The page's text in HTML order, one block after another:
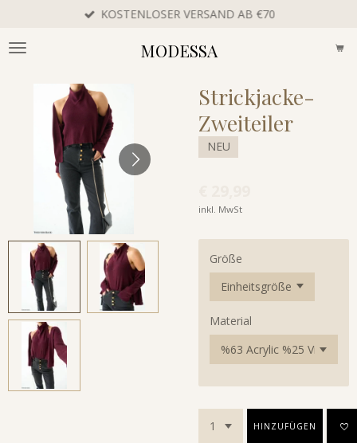
springen
MODESSA
KOSTENLOSER VERSAND AB €70
Strickjacke-
Zweiteiler
NEU
inkl. MwSt
Größe
Material
HINZUFÜGEN